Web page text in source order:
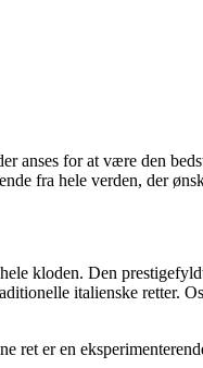
anses for at være den
fra hele verden, der
kloden. Den
italienske retter.
ret er en